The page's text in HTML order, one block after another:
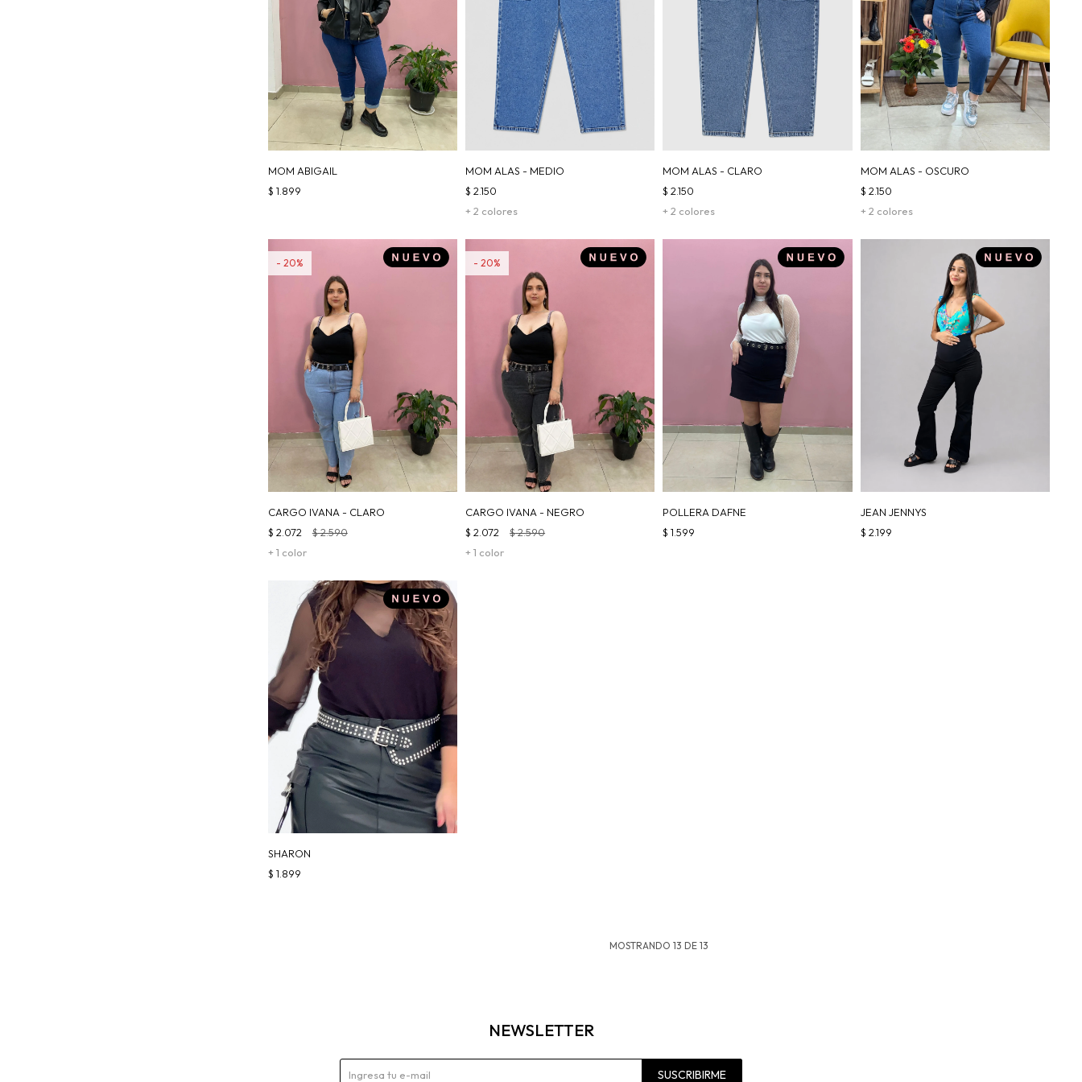
MOM ABIGAIL
$ 1.899
MOM ALAS - MEDIO
+ 2 colores
$ 2.150
MOM ALAS - CLARO
+ 2 colores
$ 2.150
MOM ALAS - OSCURO
+ 2 colores
$ 2.150
CARGO IVANA - CLARO
+ 1 color
$ 2.072 $2.590
20
CARGO IVANA - NEGRO
+ 1 color
$ 2.072 $2.590
20
POLLERA DAFNE
$ 1.599
JEAN JENNYS
$ 2.199
SHARON
$ 1.899
MOSTRANDO 13 DE 13
NEWSLETTER
SUSCRIBIRME